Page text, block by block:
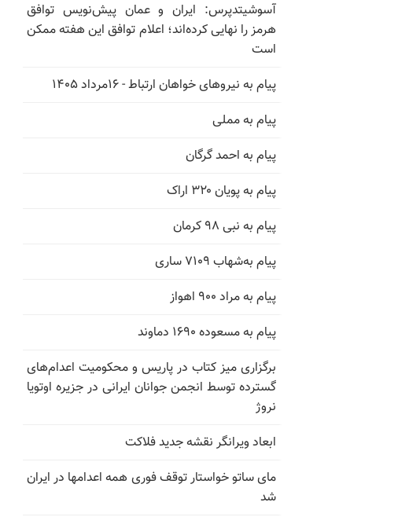
آسوشیتدپرس: ایران و عمان پیش‌نویس توافق
هرمز را نهایی کرده‌اند؛ اعلام توافق این هفته ممکن
است
پیام به نیروهای خواهان ارتباط - ۱۶مرداد ۱۴۰۵
پیام به مملی
پیام به احمد گرگان
پیام به پویان ۳۲۰ اراک
پیام به نبی ۹۸ کرمان
پیام به‌شهاب ۷۱۰۹ ساری
پیام به مراد ۹۰۰ اهواز
پیام به مسعوده ۱۶۹۰ دماوند
برگزاری میز کتاب در پاریس و محکومیت اعدام‌های
گسترده توسط انجمن جوانان ایرانی در جزیره اوتویا
نروژ
ابعاد ویرانگر نقشه جدید فلاکت
مای ساتو خواستار توقف فوری همه اعدامها در ایران
شد